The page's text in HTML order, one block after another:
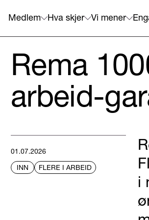
Medlem Hva skjer Vi mener
Rema
arbeid-
01.07.2026
INN
FLERE I ARBEID
i